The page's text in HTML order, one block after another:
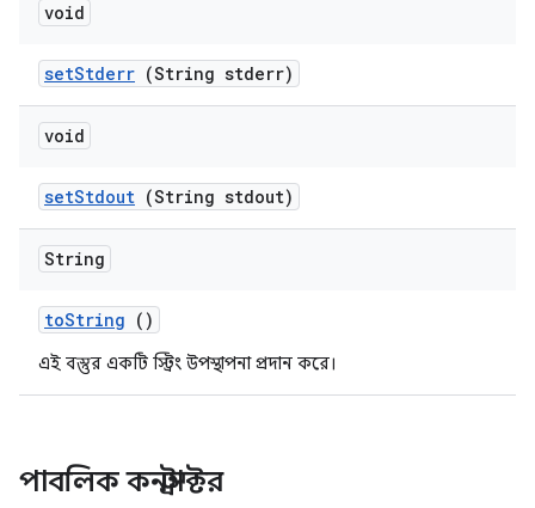
void
setStderr (String stderr)
void
setStdout (String stdout)
String
toString ()
এই বস্তুর একটি স্ট্রিং উপস্থাপনা প্রদান করে।
পাবলিক কনস্ট্রাক্টর